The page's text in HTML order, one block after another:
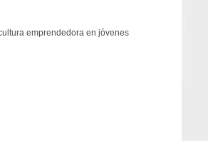
emprendedora en jóvenes